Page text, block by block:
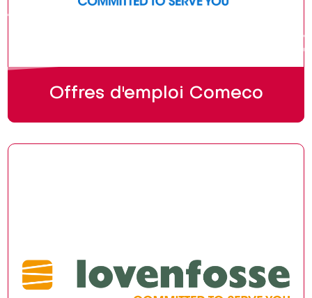
Offres d'emploi Comeco